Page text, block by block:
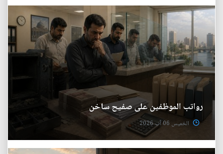
رواتب الموظفين على صفيح ساخن
الخميس 06 آب 2026